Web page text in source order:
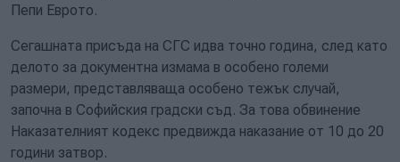
Пепи Еврото.
Сегашната присъда на СГС идва точно година, след като
делото за документна измама в особено големи
размери, представляваща особено тежък случай,
започна в Софийския градски съд. За това обвинение
Наказателният кодекс предвижда наказание от 10 до 20
години затвор.